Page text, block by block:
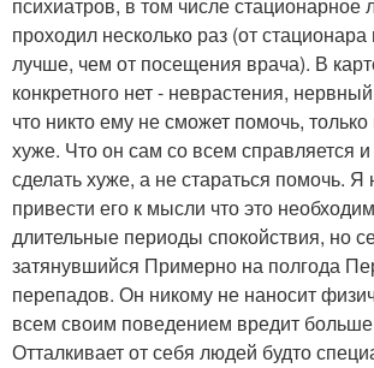
проходил несколько раз (от
лучше, чем от посещения врача). В
конкретного нет - неврастения,
что никто ему не сможет помочь,
хуже. Что он сам со всем справляется
сделать хуже, а не стараться помочь.
привести его к мысли что это
длительные периоды спокойствия, но
затянувшийся Примерно на полгода
перепадов. Он никому не наносит
всем своим поведением вредит
Отталкивает от себя людей будто